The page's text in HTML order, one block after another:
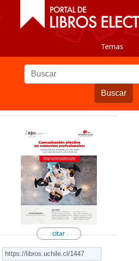
Temas
Buscar
citar